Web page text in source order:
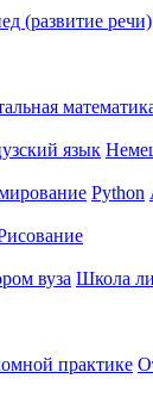
(развитие речи)
язык
Python
вуза Школа
практике